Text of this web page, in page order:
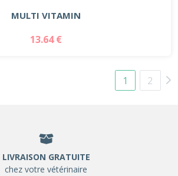
MULTI VITAMIN
13.64 €
1 2
LIVRAISON GRATUITE
chez votre vétérinaire